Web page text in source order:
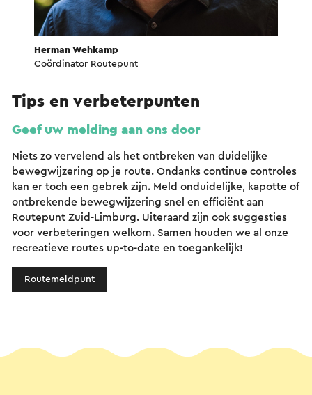
Herman Wehkamp
Coördinator Routepunt
Tips en verbeterpunten
Geef uw melding aan ons door
Niets zo vervelend als het ontbreken van duidelijke
bewegwijzering op je route. Ondanks continue controles
kan er toch een gebrek zijn. Meld onduidelijke, kapotte of
ontbrekende bewegwijzering snel en efficiënt aan
Routepunt Zuid-Limburg. Uiteraard zijn ook suggesties
voor verbeteringen welkom. Samen houden we al onze
recreatieve routes up-to-date en toegankelijk!
Routemeldpunt